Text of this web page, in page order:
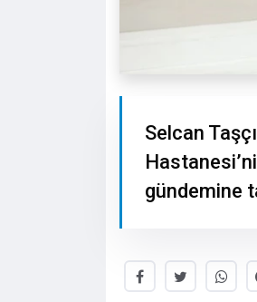
Selcan
gündemine